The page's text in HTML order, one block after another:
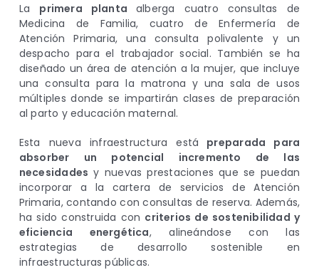
La primera plantaalberga cuatro consultas de
Medicina de Familia, cuatro de Enfermería de
Atención Primaria, una consulta polivalente y un
despacho para el trabajador social. También se ha
diseñado un área de atención a la mujer, que incluye
una consulta para la matrona y una sala de usos
múltiples donde se impartirán clases de preparación
al parto y educación maternal.
Esta nueva infraestructura está preparada para
absorber un potencial incremento de las
necesidades y nuevas prestaciones que se puedan
incorporar a la cartera de servicios de Atención
Primaria, contando con consultas de reserva. Además,
ha sido construida con criterios de sostenibilidad y
eficiencia energética, alineándose con las
estrategias de desarrollo sostenible en
infraestructuras públicas.